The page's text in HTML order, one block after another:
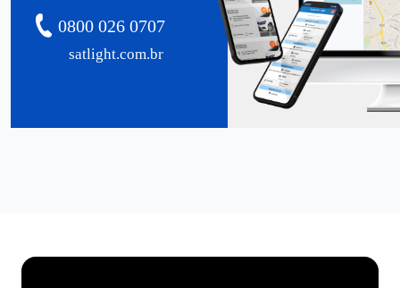
satlight.com.br
0800 026 0707